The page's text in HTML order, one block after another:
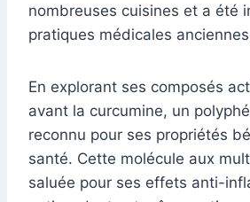
nombreuses cuisines et a été
pratiques médicales
En explorant ses composés
avant la curcumine, un
reconnu pour ses propriétés
santé. Cette molécule aux
saluée pour ses effets anti-